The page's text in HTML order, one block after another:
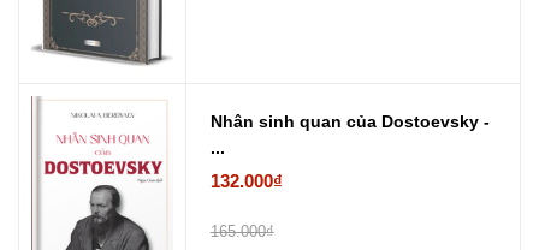
Nhân sinh quan của Dostoevsky -
...
132.000₫
165.000₫